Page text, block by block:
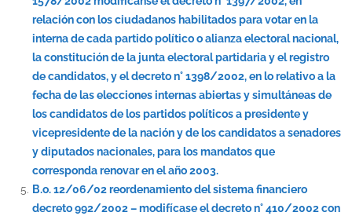
relación con los ciudadanos habilitados para votar en la
interna de cada partido político o alianza electoral nacional,
la constitución de la junta electoral partidaria y el registro
de candidatos, y el decreto n° 1398/2002, en lo relativo a la
fecha de las elecciones internas abiertas y simultáneas de
los candidatos de los partidos políticos a presidente y
vicepresidente de la nación y de los candidatos a senadores
y diputados nacionales, para los mandatos que
corresponda renovar en el año 2003.
B.o. 12/06/02 reordenamiento del sistema financiero
decreto 992/2002 – modifícase el decreto n° 410/2002 con